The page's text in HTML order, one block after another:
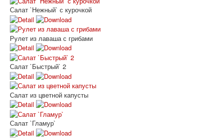
Салат `Нежный` с курочкой
Рулет из лаваша с грибами
Салат `Быстрый` 2
Салат из цветной капусты
Салат `Гламур`